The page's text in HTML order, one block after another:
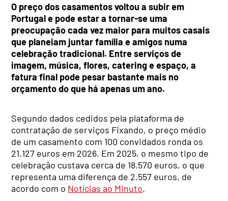
O preço dos casamentos voltou a subir em
Portugal e pode estar a tornar-se uma
preocupação cada vez maior para muitos casais
que planeiam juntar família e amigos numa
celebração tradicional. Entre serviços de
imagem, música, flores, catering e espaço, a
fatura final pode pesar bastante mais no
orçamento do que há apenas um ano.
Segundo dados cedidos pela plataforma de
contratação de serviços Fixando, o preço médio
de um casamento com 100 convidados ronda os
21.127 euros em 2026. Em 2025, o mesmo tipo de
celebração custava cerca de 18.570 euros, o que
representa uma diferença de 2.557 euros, de
acordo com o Notícias ao Minuto.